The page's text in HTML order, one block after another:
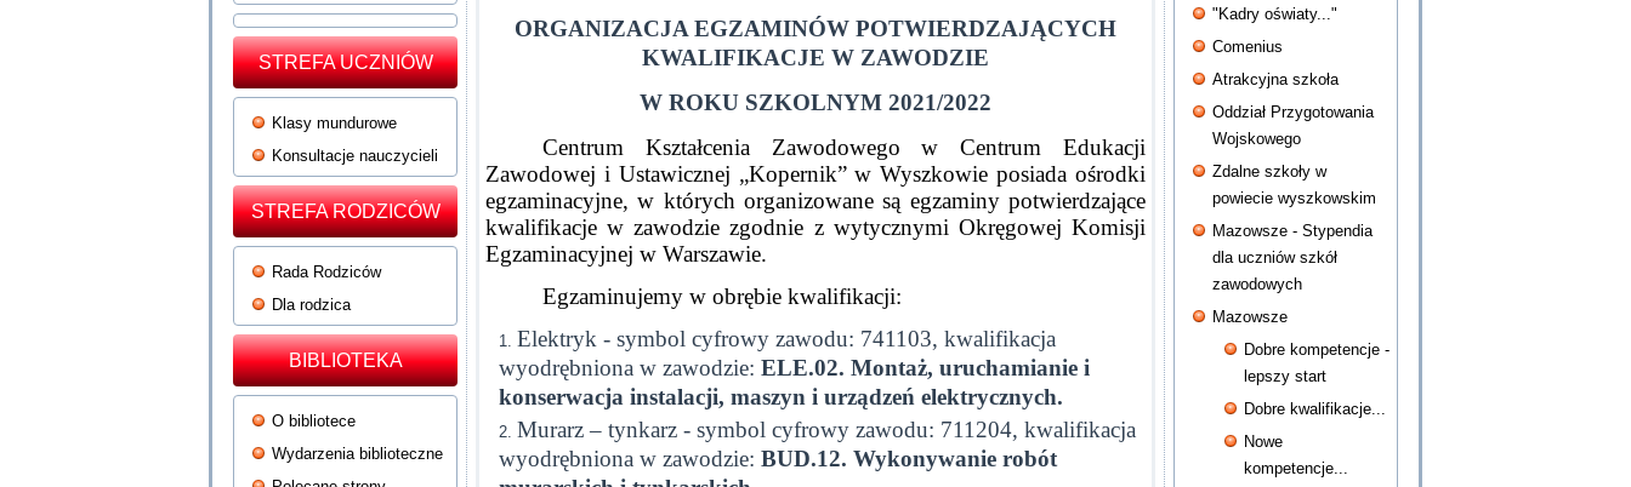
STREFA UCZNIÓW
Klasy mundurowe
Konsultacje nauczycieli
STREFA RODZICÓW
Rada Rodziców
Dla rodzica
BIBLIOTEKA
O bibliotece
Wydarzenia biblioteczne
ORGANIZACJA EGZAMINÓW POTWIERDZAJĄCYCH
KWALIFIKACJE W ZAWODZIE
W ROKU SZKOLNYM 2021/2022
Centrum Kształcenia Zawodowego w Centrum Edukacji
Zawodowej i Ustawicznej „Kopernik” w Wyszkowie posiada ośrodki
egzaminacyjne, w których organizowane są egzaminy potwierdzające
kwalifikacje w zawodzie zgodnie z wytycznymi Okręgowej Komisji
Egzaminacyjnej w Warszawie.
Egzaminujemy w obrębie kwalifikacji:
Elektryk - symbol cyfrowy zawodu: 741103, kwalifikacja
wyodrębniona w zawodzie: ELE.02. Montaż, uruchamianie i
konserwacja instalacji, maszyn i urządzeń elektrycznych.
Murarz – tynkarz - symbol cyfrowy zawodu: 711204, kwalifikacja
wyodrębniona w zawodzie: BUD.12. Wykonywanie robót
"Kadry oświaty..."
Comenius
Atrakcyjna szkoła
Oddział Przygotowania
Wojskowego
Zdalne szkoły w
powiecie wyszkowskim
Mazowsze - Stypendia
dla uczniów szkół
zawodowych
Mazowsze
Dobre kompetencje -
lepszy start
Dobre kwalifikacje...
Nowe
kompetencje...